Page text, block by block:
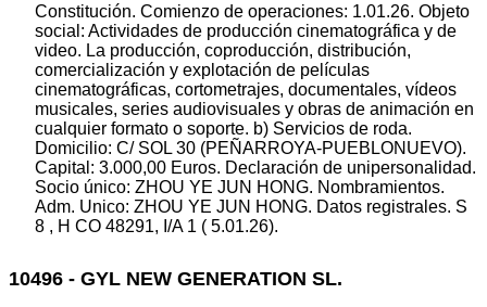
Constitución. Comienzo de operaciones: 1.01.26. Objeto
social: Actividades de producción cinematográfica y de
video. La producción, coproducción, distribución,
comercialización y explotación de películas
cinematográficas, cortometrajes, documentales, vídeos
musicales, series audiovisuales y obras de animación en
cualquier formato o soporte. b) Servicios de roda.
Domicilio: C/ SOL 30 (PEÑARROYA-PUEBLONUEVO).
Capital: 3.000,00 Euros. Declaración de unipersonalidad.
Socio único: ZHOU YE JUN HONG. Nombramientos.
Adm. Unico: ZHOU YE JUN HONG. Datos registrales. S
8 , H CO 48291, I/A 1 ( 5.01.26).
10496 - GYL NEW GENERATION SL.